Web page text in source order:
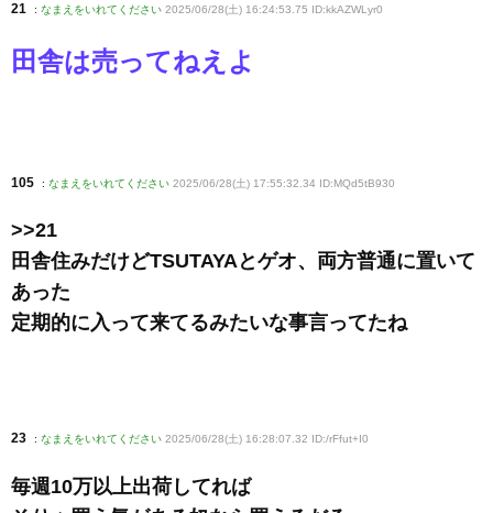
21 : なまえをいれてください 2025/06/28(土) 16:24:53.75 ID:kkAZWLyr0
田舎は売ってねえよ
105 : なまえをいれてください 2025/06/28(土) 17:55:32.34 ID:MQd5tB930
>>21
田舎住みだけどTSUTAYAとゲオ、両方普通に置いて
あった
定期的に入って来てるみたいな事言ってたね
23 : なまえをいれてください 2025/06/28(土) 16:28:07.32 ID:/rFfut+I0
毎週10万以上出荷してれば